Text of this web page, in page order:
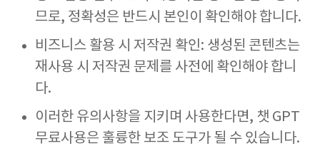
므로, 정확성은 반드시 본인이 확인해야 합니다.
비즈니스 활용 시 저작권 확인: 생성된 콘텐츠는
재사용 시 저작권 문제를 사전에 확인해야 합니
다.
이러한 유의사항을 지키며 사용한다면, 챗 GPT
무료사용은 훌륭한 보조 도구가 될 수 있습니다.